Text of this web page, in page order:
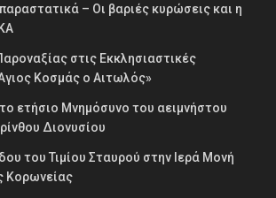
– Οι βαριές κυρώσεις και η
στις Εκκλησιαστικές
Κοσμάς ο Αιτωλός»
ετήσιο Μνημόσυνο του αειμνήστου
Διονυσίου
του Τιμίου Σταυρού στην Ιερά Μονή
Κορωνείας